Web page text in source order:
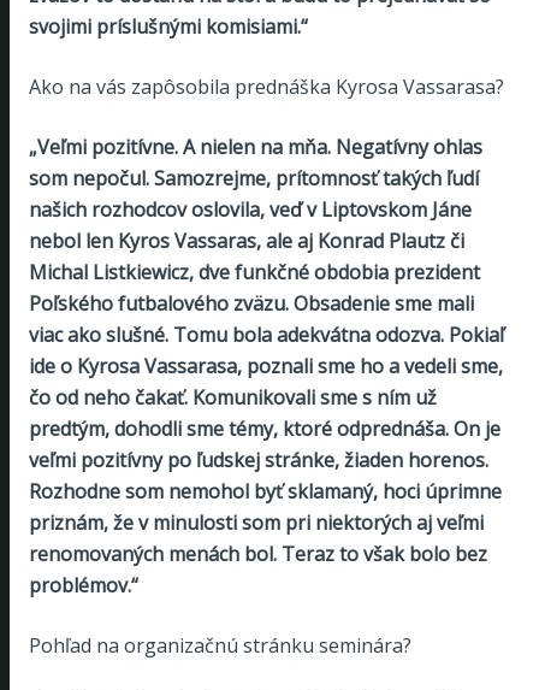
svojimi príslušnými komisiami.“
Ako na vás zapôsobila prednáška Kyrosa Vassarasa?
„Veľmi pozitívne. A nielen na mňa. Negatívny ohlas
som nepočul. Samozrejme, prítomnosť takých ľudí
našich rozhodcov oslovila, veď v Liptovskom Jáne
nebol len Kyros Vassaras, ale aj Konrad Plautz či
Michal Listkiewicz, dve funkčné obdobia prezident
Poľského futbalového zväzu. Obsadenie sme mali
viac ako slušné. Tomu bola adekvátna odozva. Pokiaľ
ide o Kyrosa Vassarasa, poznali sme ho a vedeli sme,
čo od neho čakať. Komunikovali sme s ním už
predtým, dohodli sme témy, ktoré odprednáša. On je
veľmi pozitívny po ľudskej stránke, žiaden horenos.
Rozhodne som nemohol byť sklamaný, hoci úprimne
priznám, že v minulosti som pri niektorých aj veľmi
renomovaných menách bol. Teraz to však bolo bez
problémov.“
Pohľad na organizačnú stránku seminára?